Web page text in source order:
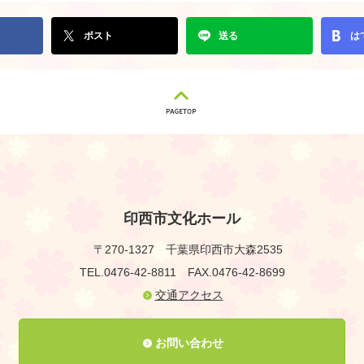
ポスト 送る は
印西市文化ホール
〒270-1327 千葉県印西市大森2535
TEL.0476-42-8811 FAX.0476-42-8699
交通アクセス
お問い合わせ